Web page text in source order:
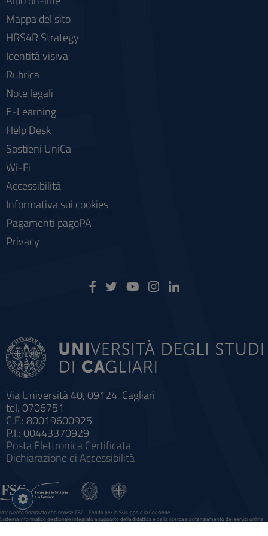
Via Università 40, 09124, Cagliari
tel. 0706751
C.F.: 80019600925
P.I.: 00443370929
Posta Elettronica Certificata
Dichiarazione di Accessibilità
Mappa del sito
HRS4R Strategy
Identità visiva
Rubrica
Note legali
E-Learning
Help Desk
Sostieni UniCa
Wi-Fi
Accessibilità
Informativa sui cookies
Pagamenti pagoPA
Privacy
Intervento finanziato con risorse FSC - Fondo per lo Sviluppo e la Coesione
Sistema informatico gestionale integrato a supporto della didattica e della ricerca e potenziamento dei servizi online
Impostazioni
cookie